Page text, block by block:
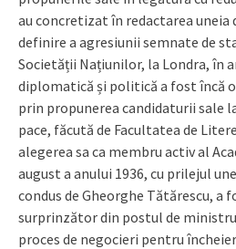
au concretizat în redactarea uneia
definire a agresiunii semnate de
Societății Națiunilor, la Londra, în
diplomatică și politică a fost încă
prin propunerea candidaturii sale
pace, făcută de Facultatea de
alegerea sa ca membru activ al
august a anului 1936, cu prilejul
condus de Gheorghe Tătărescu,
surprinzător din postul de
proces de negocieri pentru